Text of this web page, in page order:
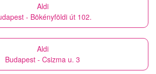
Aldi
- Bökényföldi út 102.
Aldi
Budapest - Csizma u. 3